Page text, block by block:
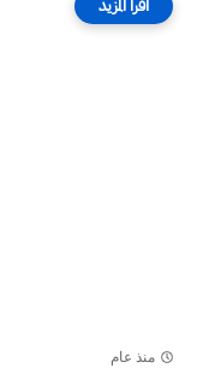
منذ عام